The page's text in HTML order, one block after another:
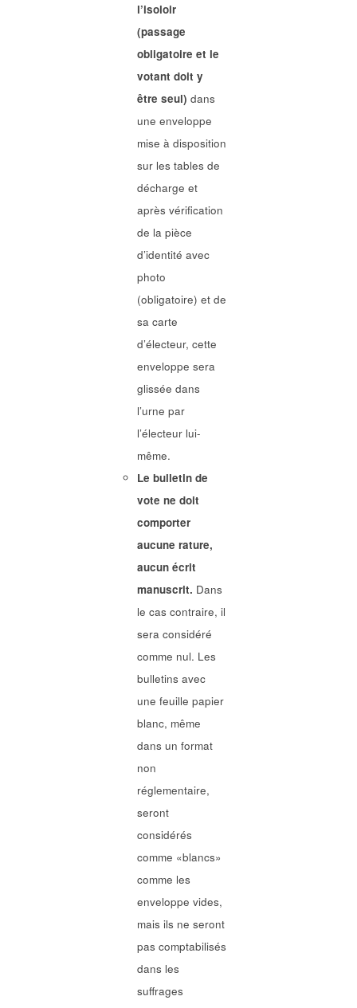
l’isoloir
(passage
obligatoire et le
votant doit y
être seul)dans
une enveloppe
mise à disposition
sur les tables de
décharge et
après vérification
de la pièce
d’identité avec
photo
(obligatoire) et de
sa carte
d’électeur, cette
enveloppe sera
glissée dans
l’urne par
l’électeur lui-
même.
Le bulletin de
vote ne doit
comporter
aucune rature,
aucun écrit
manuscrit. Dans
le cas contraire, il
sera considéré
comme nul. Les
bulletins avec
une feuille papier
blanc, même
dans un format
non
réglementaire,
seront
considérés
comme «blancs»
comme les
enveloppe vides,
mais ils ne seront
pas comptabilisés
dans les
suffrages